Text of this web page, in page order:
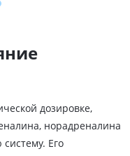
дозировке,
норадреналина
Его